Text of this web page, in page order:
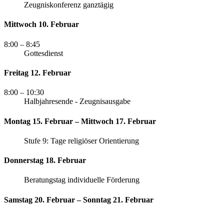
Zeugniskonferenz ganztägig
Mittwoch 10. Februar
8:00 – 8:45
Gottesdienst
Freitag 12. Februar
8:00 – 10:30
Halbjahresende - Zeugnisausgabe
Montag 15. Februar – Mittwoch 17. Februar
Stufe 9: Tage religiöser Orientierung
Donnerstag 18. Februar
Beratungstag individuelle Förderung
Samstag 20. Februar – Sonntag 21. Februar